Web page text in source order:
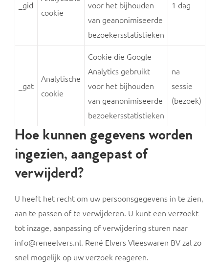
_gid
cookie
voor het bijhouden
van geanonimiseerde
bezoekersstatistieken
1 dag
_gat
Analytische
cookie
Cookie die Google
Analytics gebruikt
voor het bijhouden
van geanonimiseerde
bezoekersstatistieken
na
sessie
(bezoek)
Hoe kunnen gegevens worden
ingezien, aangepast of
verwijderd?
U heeft het recht om uw persoonsgegevens in te zien,
aan te passen of te verwijderen. U kunt een verzoekt
tot inzage, aanpassing of verwijdering sturen naar
info@reneelvers.nl. René Elvers Vleeswaren BV zal zo
snel mogelijk op uw verzoek reageren.